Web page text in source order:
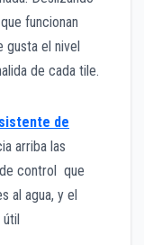
funcionan
el nivel
de cada tile.
de
arriba las
control que
al agua, y el
útil